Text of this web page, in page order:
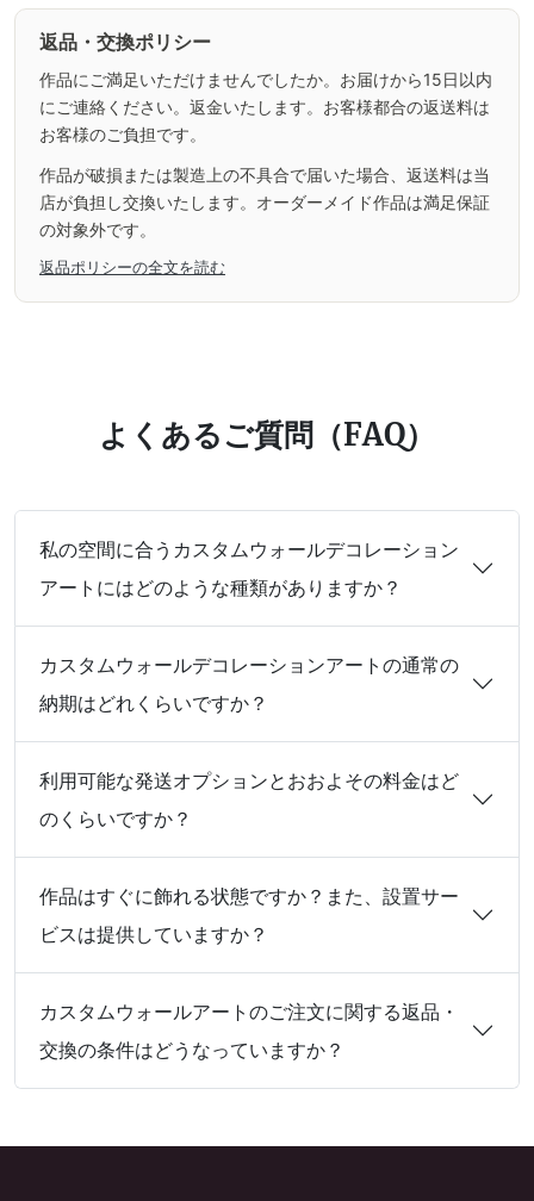
返品・交換ポリシー
作品にご満足いただけませんでしたか。お届けから15日以内
にご連絡ください。返金いたします。お客様都合の返送料は
お客様のご負担です。
作品が破損または製造上の不具合で届いた場合、返送料は当
店が負担し交換いたします。オーダーメイド作品は満足保証
の対象外です。
返品ポリシーの全文を読む
よくあるご質問（FAQ）
私の空間に合うカスタムウォールデコレーション
アートにはどのような種類がありますか？
カスタムウォールデコレーションアートの通常の
納期はどれくらいですか？
利用可能な発送オプションとおおよその料金はど
のくらいですか？
作品はすぐに飾れる状態ですか？また、設置サー
ビスは提供していますか？
カスタムウォールアートのご注文に関する返品・
交換の条件はどうなっていますか？